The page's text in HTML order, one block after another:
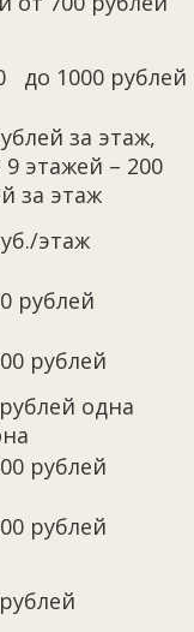
до 1000 рублей
за этаж,
этажей – 200
за этаж
этаж
рублей
рублей
одна
рублей
рублей